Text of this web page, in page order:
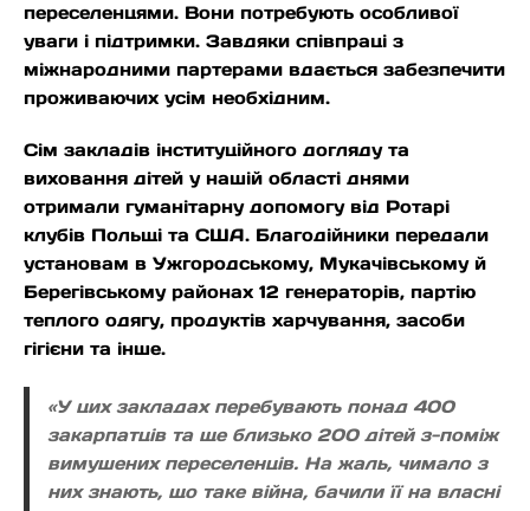
переселенцями. Вони потребують особливої
уваги і підтримки. Завдяки співпраці з
міжнародними партерами вдається забезпечити
проживаючих усім необхідним.
Сім закладів інституційного догляду та
виховання дітей у нашій області днями
отримали гуманітарну допомогу від Ротарі
клубів Польщі та США. Благодійники передали
установам в Ужгородському, Мукачівському й
Берегівському районах 12 генераторів, партію
теплого одягу, продуктів харчування, засоби
гігієни та інше.
«У цих закладах перебувають понад 400
закарпатців та ще близько 200 дітей з-поміж
вимушених переселенців. На жаль, чимало з
них знають, що таке війна, бачили її на власні